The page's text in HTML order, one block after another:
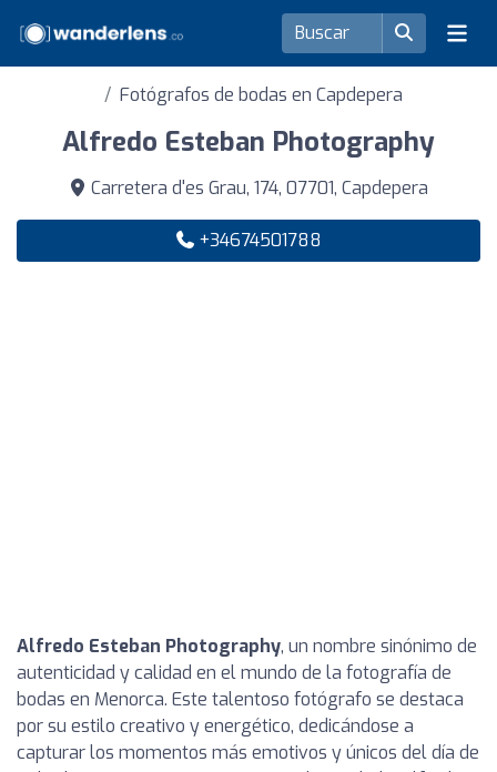
Fotógrafos de bodas en Capdepera
Alfredo Esteban Photography
Carretera d'es Grau, 174, 07701, Capdepera
+34674501788
Alfredo Esteban Photography, un nombre sinónimo de
autenticidad y calidad en el mundo de la fotografía de
bodas en Menorca. Este talentoso fotógrafo se destaca
por su estilo creativo y energético, dedicándose a
capturar los momentos más emotivos y únicos del día de